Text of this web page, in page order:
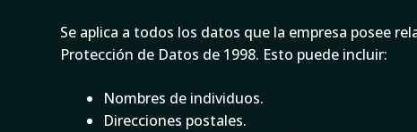
Se aplica a todos los datos que la empresa posee
Protección de Datos de 1998. Esto puede incluir:
Nombres de individuos.
Direcciones postales.